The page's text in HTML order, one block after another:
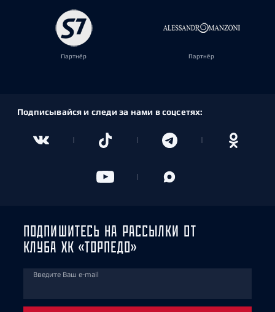
Партнёр Партнёр
Подписывайся и следи за нами в соцсетях:
ПОДПИШИТЕСЬ НА РАССЫЛКИ ОТ
КЛУБА ХК «ТОРПЕДО»
Введите Ваш e-mail